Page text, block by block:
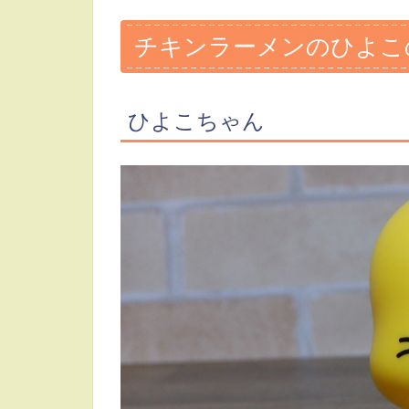
チキンラーメンのひよ
ひよこちゃん